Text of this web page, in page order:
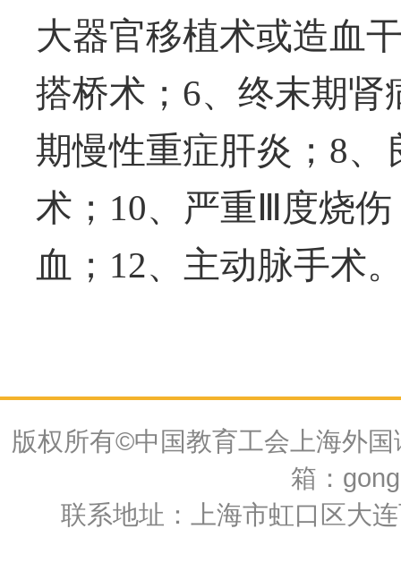
大器官移植术或造血
搭桥术； 6、终末期肾
期慢性重症肝炎； 8、
术； 10、严重Ⅲ度烧伤
血； 12、主动脉手术
版权所有©中国教育工会上海外
箱：
联系地址：上海市虹口区大